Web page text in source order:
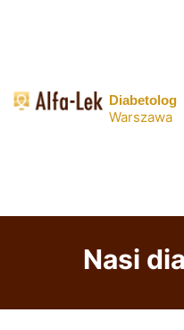
Diabetolog
Warszawa
Nasi